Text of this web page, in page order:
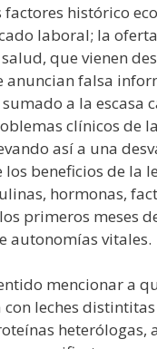
histórico
laboral; la
que vienen
anuncian falsa
a la escasa
clínicos de
así a una
beneficios de la
hormonas,
primeros meses
autonomías vitales.
mencionar a
leches